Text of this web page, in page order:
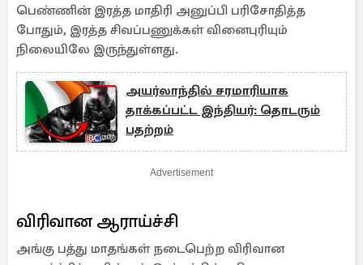
பெண்ணின் இரத்த மாதிரி அனுப்பி பரிசோதித்த
போதும், இரத்த சிவப்பணுக்கள் வினைபுரியும்
நிலையிலே இருந்துள்ளது.
அயர்லாந்தில் சரமாரியாக
தாக்கப்பட்ட இந்தியர்: தொடரும்
பதற்றம்
Advertisement
விரிவான ஆராய்ச்சி
அங்கு பத்து மாதங்கள் நடைபெற்ற விரிவான